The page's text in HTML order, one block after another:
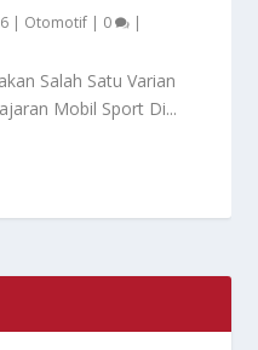
| Otomotif | 0 |
Salah Satu Varian
Mobil Sport Di...